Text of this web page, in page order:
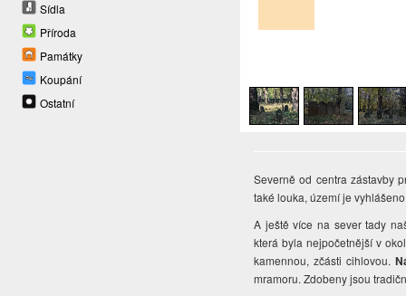
Sídla
Příroda
Památky
Koupání
Ostatní
Severně od centra zástavby
také louka, území je
A ještě více na sever tady
která byla nejpočetnější v
kamennou, zčásti cihlovou.
mramoru. Zdobeny jsou